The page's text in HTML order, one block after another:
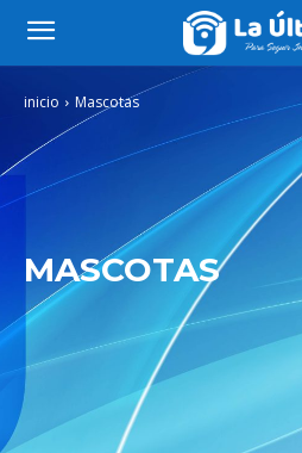
inicio Mascotas
MASCOTAS